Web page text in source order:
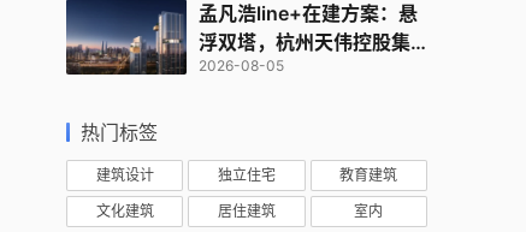
孟凡浩line+在建方案：悬
浮双塔，杭州天伟控股集
团总部
2026-08-05
热门标签
建筑设计 独立住宅 教育建筑
文化建筑 居住建筑 室内